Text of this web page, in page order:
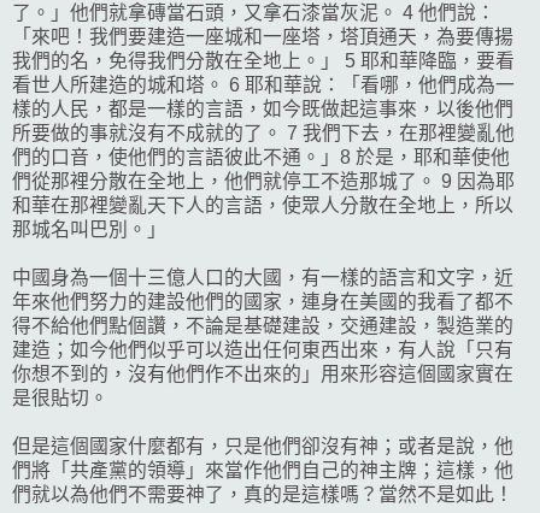
了。」他們就拿磚當石頭，又拿石漆當灰泥。 4 他們說：
「來吧！我們要建造一座城和一座塔，塔頂通天，為要傳揚
我們的名，免得我們分散在全地上。」 5 耶和華降臨，要看
看世人所建造的城和塔。 6 耶和華說：「看哪，他們成為一
樣的人民，都是一樣的言語，如今既做起這事來，以後他們
所要做的事就沒有不成就的了。 7 我們下去，在那裡變亂他
們的口音，使他們的言語彼此不通。」8 於是，耶和華使他
們從那裡分散在全地上，他們就停工不造那城了。 9 因為耶
和華在那裡變亂天下人的言語，使眾人分散在全地上，所以
那城名叫 巴別 。」
中國身為一個十三億人口的大國，有一樣的語言和文字，近
年來他們努力的建設他們的國家，連身在美國的我看了都不
得不給他們點個讚，不論是基礎建設，交通建設，製造業的
建造；如今他們似乎可以造出任何東西出來，有人說「只有
你想不到的，沒有他們作不出來的」用來形容這個國家實在
是很貼切。
但是這個國家什麼都有，只是他們卻沒有神；或者是說，他
們將「共產黨的領導」來當作他們自己的神主牌；這樣，他
們就以為他們不需要神了，真的是這樣嗎？當然不是如此！